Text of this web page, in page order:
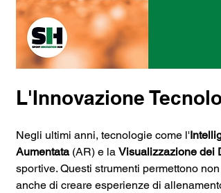
L'Innovazione
Negli ultimi anni, tecnologie come l'
Aumentata (AR) e la Visualizzazione dei
sportive. Questi strumenti permettono
anche di creare esperienze di